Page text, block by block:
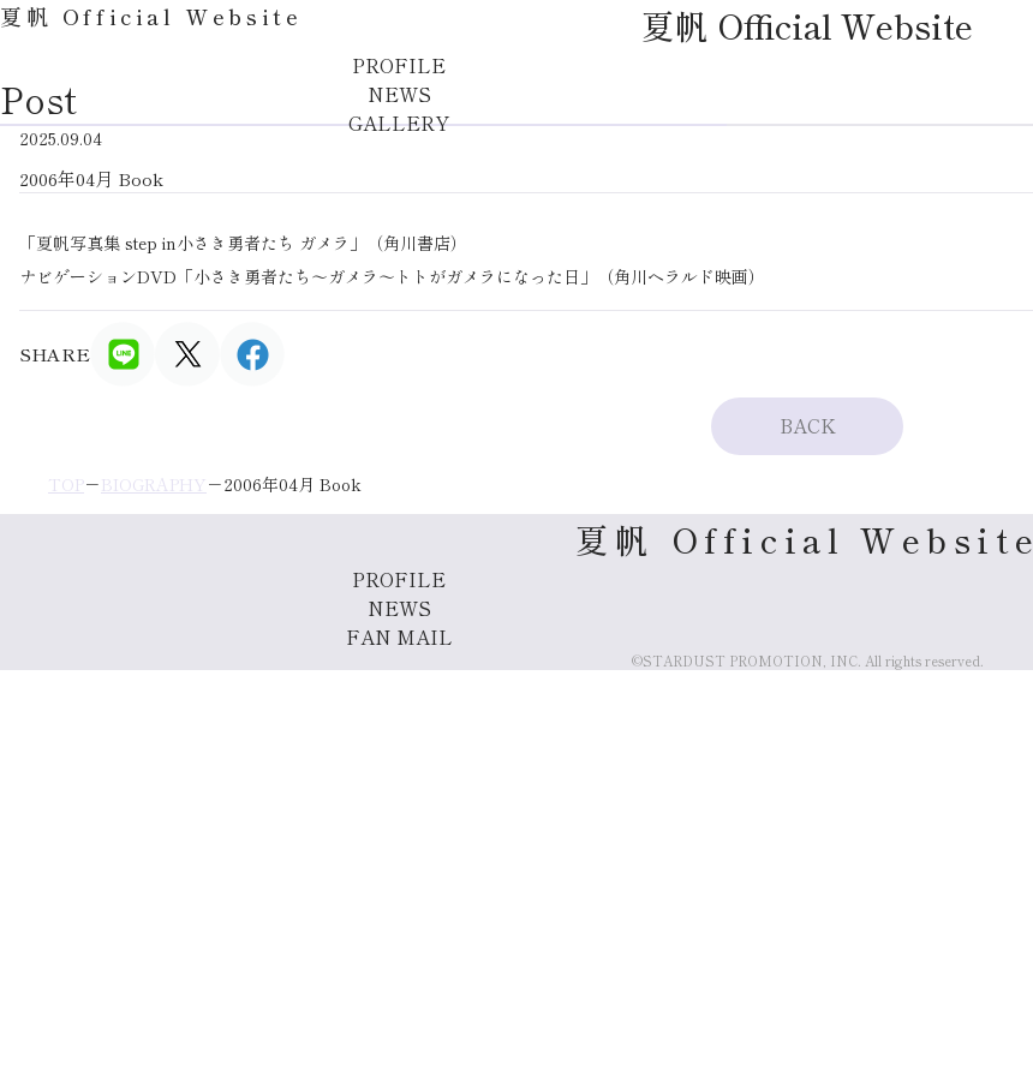
夏帆 Official Website 夏帆 Official Website
PROFILE
NEWS
GALLERY
Post
2025.09.04
2006年04月 Book
「夏帆写真集 step in小さき勇者たち ガメラ」（角川書店）
ナビゲーションDVD「小さき勇者たち～ガメラ～トトがガメラになった日」（角川ヘラルド映画）
SHARE
BACK
TOP BIOGRAPHY 2006年04月 Book
夏帆 Official Website
PROFILE
NEWS
FAN MAIL
©STARDUST PROMOTION, INC. All rights reserved.